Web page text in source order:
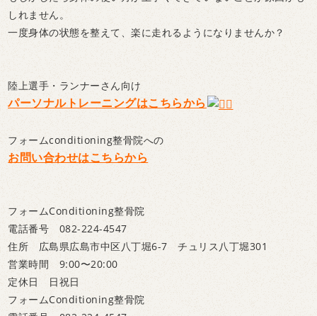
しれません。
一度身体の状態を整えて、楽に走れるようになりませんか？
陸上選手・ランナーさん向け
パーソナルトレーニングはこちらから
フォームconditioning整骨院への
お問い合わせはこちらから
フォームConditioning整骨院
電話番号 082-224-4547
住所 広島県広島市中区八丁堀6-7 チュリス八丁堀301
営業時間 9:00〜20:00
定休日 日祝日
フォームConditioning整骨院